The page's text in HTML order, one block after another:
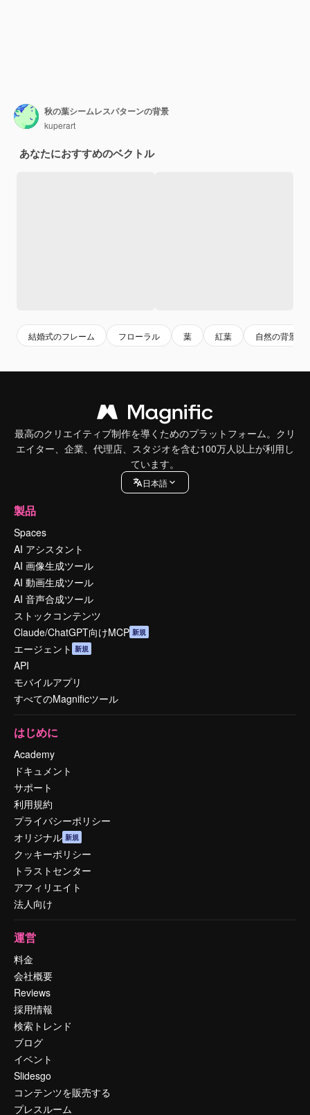
秋の葉シームレスパターンの背景
kuperart
あなたにおすすめのベクトル
結婚式のフレーム フローラル 葉 紅葉 自然の背景
最高のクリエイティブ制作を導くためのプラットフォーム。クリ
エイター、企業、代理店、スタジオを含む100万人以上が利用し
ています。
日本語
製品
Spaces
AI アシスタント
AI 画像生成ツール
AI 動画生成ツール
AI 音声合成ツール
ストックコンテンツ
Claude/ChatGPT向けMCP 新規
エージェント 新規
API
モバイルアプリ
すべてのMagnificツール
はじめに
Academy
ドキュメント
サポート
利用規約
プライバシーポリシー
オリジナル 新規
クッキーポリシー
トラストセンター
アフィリエイト
法人向け
運営
料金
会社概要
Reviews
採用情報
検索トレンド
ブログ
イベント
Slidesgo
コンテンツを販売する
プレスルーム